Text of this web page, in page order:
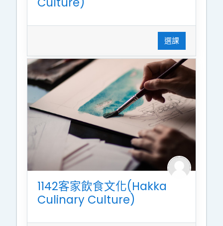
選課
1142客家飲食文化(Hakka
Culinary Culture)